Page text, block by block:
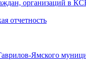
организаций в
отчетность
Ямского